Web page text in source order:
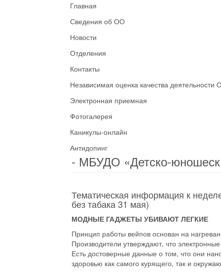
Главная
Сведения об ОО
Новости
Отделения
Контакты
Независимая оценка качества деятельности
Электронная приемная
Фотогалерея
Каникулы-онлайн
Антидопинг
- МБУДО «Детско-
Тематическая информация к
без табака 31 мая)
МОДНЫЕ ГАДЖЕТЫ УБИВАЮТ ЛЕГКИЕ
Принцип работы вейпов основан на
Производители утверждают, что
Есть достоверные данные о том, что они
здоровью как самого курящего, так и